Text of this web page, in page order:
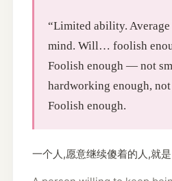
“Limited ability. Average
mind. Will… foolish
Foolish enough — not
hardworking enough,
Foolish enough.
一个人,愿意继续傻着的人,就是